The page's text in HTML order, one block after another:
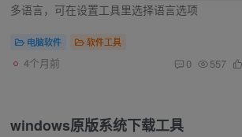
多语言，可在设置工具里选择语言选项
电脑软件 软件工具
4个月前 0 557
windows原版系统下载工具